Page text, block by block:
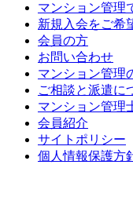
マンション管理
新規入会をご希
会員の方
お問い合わせ
マンション管理
ご相談と派遣に
マンション管理
会員紹介
サイトポリシー
個人情報保護方